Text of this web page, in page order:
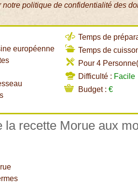
notre politique de confidentialité des
européenne
Temps de
Temps de
Pour 4
Difficulté : Facile
Budget :€
la recette Morue aux